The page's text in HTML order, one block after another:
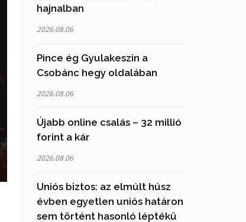
hajnalban
2026.08.06
Pince ég Gyulakeszin a
Csobánc hegy oldalában
2026.08.06
Újabb online csalás – 32 millió
forint a kár
2026.08.06
Uniós biztos: az elmúlt húsz
évben egyetlen uniós határon
sem történt hasonló léptékű